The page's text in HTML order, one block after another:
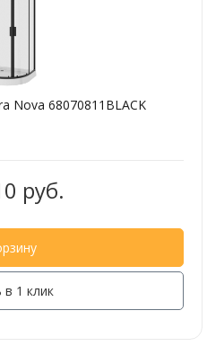
Nova 68070811BLACK
руб.
в 1 клик